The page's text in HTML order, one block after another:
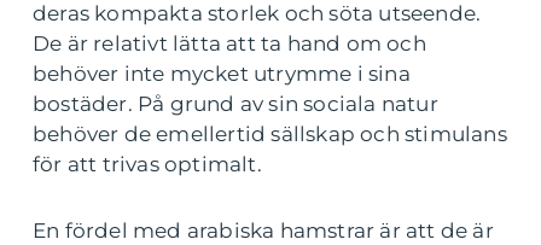
deras kompakta storlek och söta utseende.
De är relativt lätta att ta hand om och
behöver inte mycket utrymme i sina
bostäder. På grund av sin sociala natur
behöver de emellertid sällskap och stimulans
för att trivas optimalt.
En fördel med arabiska hamstrar är att de är